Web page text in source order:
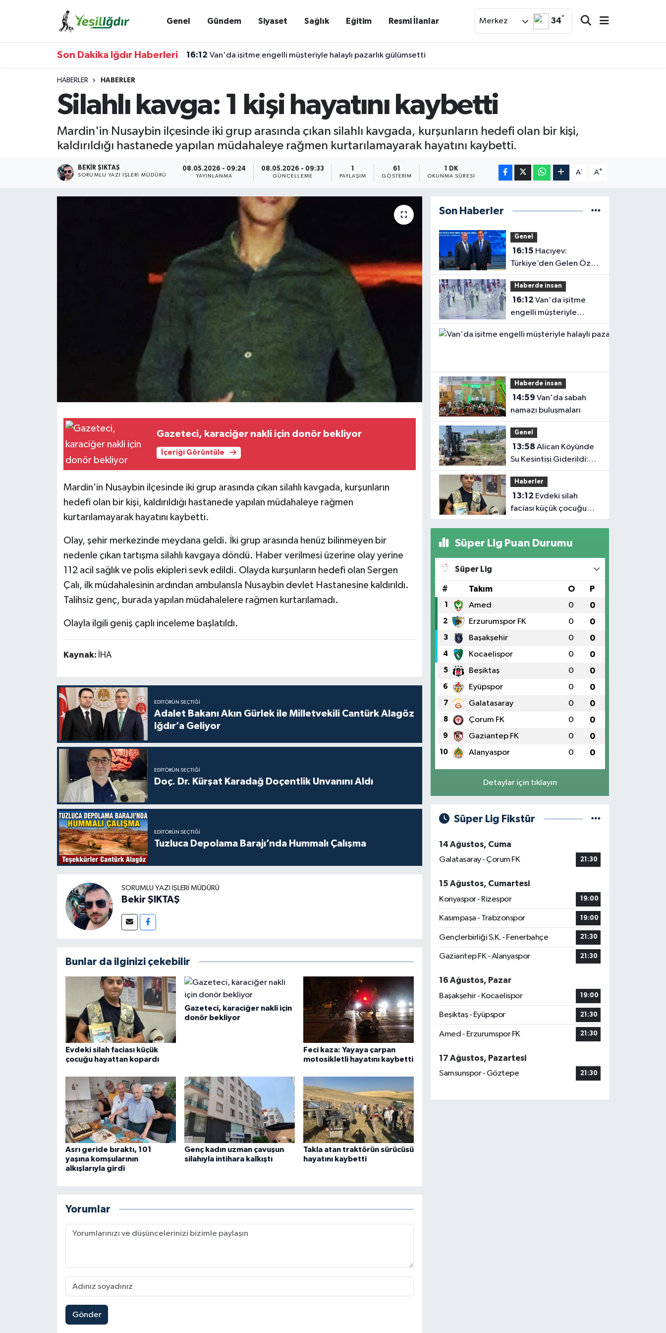
Genel Gündem Siyaset Sağlık Eğitim Resmi İlanlar Merkez 34°
Son Dakika Iğdır Haberleri 16:12 Van'da işitme engelli müşteriyle halaylı pazarlık gülümsetti
HABERLER HABERLER
Silahlı kavga: 1 kişi hayatını kaybetti
Mardin'in Nusaybin ilçesinde iki grup arasında çıkan silahlı kavgada, kurşunların hedefi olan bir kişi,
kaldırıldığı hastanede yapılan müdahaleye rağmen kurtarılamayarak hayatını kaybetti.
BEKIR ŞIKTAŞ
SORUMLU YAZI İŞLERI MÜDÜRÜ
08.05.2026 - 09:24
YAYINLANMA
08.05.2026 - 09:33
GÜNCELLEME PAYLAŞIM
61
GÖSTERIM
1 DK
OKUNMA SÜRESI
A- A+
Gazeteci, karaciğer nakli için donör bekliyor
İçeriği Görüntüle
Mardin'in Nusaybin ilçesinde iki grup arasında çıkan silahlı kavgada, kurşunların
hedefi olan bir kişi, kaldırıldığı hastanede yapılan müdahaleye rağmen
kurtarılamayarak hayatını kaybetti.
Olay, şehir merkezinde meydana geldi. İki grup arasında henüz bilinmeyen bir
nedenle çıkan tartışma silahlı kavgaya döndü. Haber verilmesi üzerine olay yerine
112 acil sağlık ve polis ekipleri sevk edildi. Olayda kurşunların hedefi olan Sergen
Çalı, ilk müdahalesinin ardından ambulansla Nusaybin devlet Hastanesine kaldırıldı.
Talihsiz genç, burada yapılan müdahalelere rağmen kurtarılamadı.
Olayla ilgili geniş çaplı inceleme başlatıldı.
Kaynak: İHA
EDITÖRÜN SEÇTIĞI
Adalet Bakanı Akın Gürlek ile Milletvekili Cantürk Alagöz
Iğdır’a Geliyor
EDITÖRÜN SEÇTIĞI
Doç. Dr. Kürşat Karadağ Doçentlik Unvanını Aldı
EDITÖRÜN SEÇTIĞI
Tuzluca Depolama Barajı’nda Hummalı Çalışma
SORUMLU YAZI İŞLERI MÜDÜRÜ
Bekir ŞIKTAŞ
Bunlar da ilginizi çekebilir
Evdeki silah faciası küçük
çocuğu hayattan kopardı
Gazeteci, karaciğer nakli için
donör bekliyor
Feci kaza: Yayaya çarpan
motosikletli hayatını kaybetti
Asrı geride bıraktı, 101
yaşına komşularının
alkışlarıyla girdi
Genç kadın uzman çavuşun
silahıyla intihara kalkıştı
Takla atan traktörün sürücüsü
hayatını kaybetti
Yorumlar
Gönder
Son Haberler
Genel
16:15
Türkiye’den Gelen Öz
Evine Gelir
Haberde insan
16:12
engelli müşteriyle
halaylı pazarlık
gülümsetti
Haberde insan
14:59
namazı buluşmaları
Genel
13:58
Su Kesintisi Giderildi:
Ekipler Anında
Müdahale Etti
Haberler
13:12
faciası küçük çocuğu
hayattan kopardı
Süper Lig Puan Durumu
Süper Lig
# Takım O P
1 Amed 0 0
2 Erzurumspor FK 0 0
3 Başakşehir 0 0
4 Kocaelispor 0 0
5 Beşiktaş 0 0
6 Eyüpspor 0 0
7 Galatasaray 0 0
8 Çorum FK 0 0
9 Gaziantep FK 0 0
10 Alanyaspor 0 0
Detaylar için tıklayın
Süper Lig Fikstür
14 Ağustos, Cuma
Galatasaray - Çorum FK
21:30
15 Ağustos, Cumartesi
Konyaspor - Rizespor
19:00
Kasımpaşa - Trabzonspor 19:00
Gençlerbirliği S.K. - Fenerbahçe 21:30
Gaziantep FK - Alanyaspor 21:30
16 Ağustos, Pazar
Başakşehir - Kocaelispor
19:00
Beşiktaş - Eyüpspor 21:30
Amed - Erzurumspor FK 21:30
17 Ağustos, Pazartesi
Samsunspor - Göztepe
21:30
Iğdır Trafik Yoğunluk Haritası
Süper Lig Puan Durumu ve Fikstür
Tüm Manşetler